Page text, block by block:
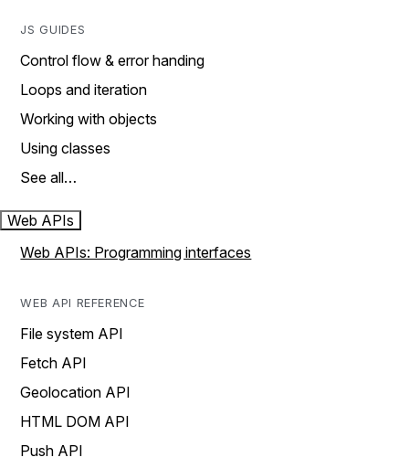
JS GUIDES
Control flow & error handing
Loops and iteration
Working with objects
Using classes
See all…
Web APIs
Web APIs: Programming interfaces
WEB API REFERENCE
File system API
Fetch API
Geolocation API
HTML DOM API
Push API